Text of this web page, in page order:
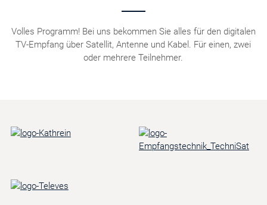
Volles Programm! Bei uns bekommen Sie alles für den digitalen
TV-Empfang über Satellit, Antenne und Kabel. Für einen, zwei
oder mehrere Teilnehmer.